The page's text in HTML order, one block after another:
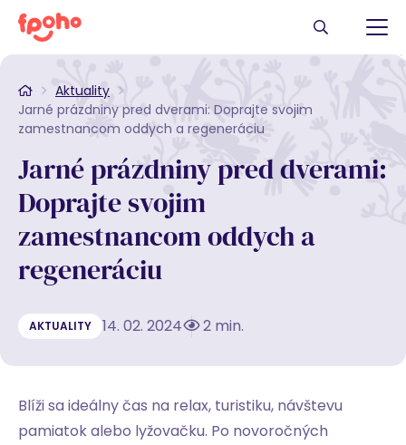
Aktuality
Jarné prázdniny pred dverami: Doprajte svojim
zamestnancom oddych a regeneráciu
Jarné prázdniny pred dverami:
Doprajte svojim
zamestnancom oddych a
regeneráciu
AKTUALITY 14. 02. 2024 2 min.
Blíži sa ideálny čas na relax, turistiku, návštevu
pamiatok alebo lyžovačku. Po novoročných